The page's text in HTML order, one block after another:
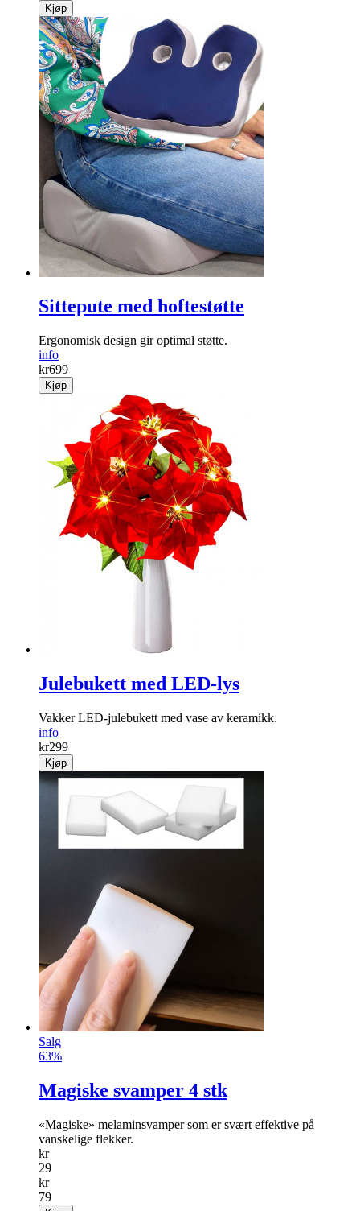
Kjøp
Sittepute med hoftestøtte
Ergonomisk design gir optimal støtte.
info
kr699
Kjøp
Julebukett med LED-lys
Vakker LED-jule­bukett med vase av keramikk.
info
kr299
Kjøp
Salg
63%
Magiske svamper 4 stk
«Magiske» melaminsvamper som er svært effektive på
vanskelige flekker.
kr
29
kr
79